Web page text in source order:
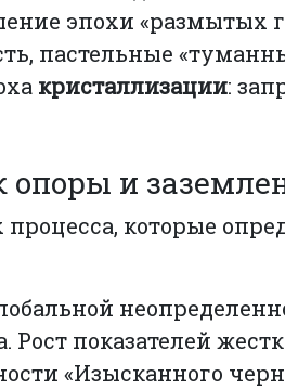
эпохи «размытых
пастельные
кристаллизации:
и
процесса, которые
Рост показателей
«Изысканного